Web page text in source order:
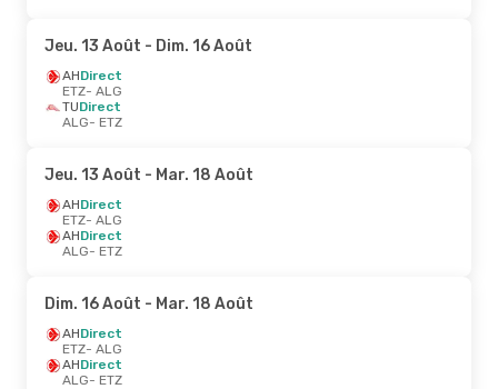
Jeu. 13 Août - Dim. 16 Août
AHDirect
ETZ- ALG
TUDirect
ALG- ETZ
Jeu. 13 Août - Mar. 18 Août
AHDirect
ETZ- ALG
AHDirect
ALG- ETZ
Dim. 16 Août - Mar. 18 Août
AHDirect
ETZ- ALG
AHDirect
ALG- ETZ